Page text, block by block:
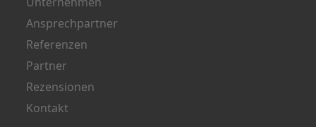
Ansprechpartner
Referenzen
Partner
Rezensionen
Kontakt